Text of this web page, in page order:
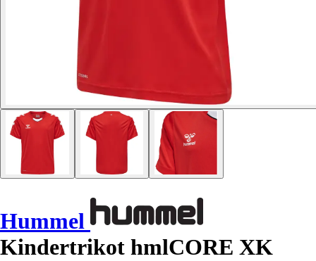
Hummel
Kindertrikot hmlCORE XK